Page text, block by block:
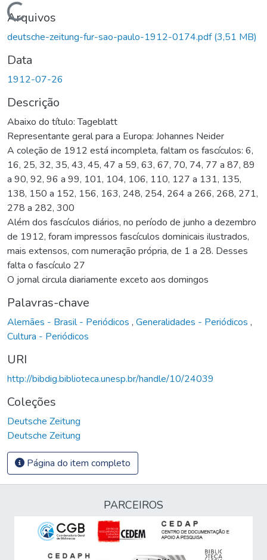
Carregando...
Arquivos
deutsche-zeitung-fur-sao-paulo-1912-0174.pdf(3,51 MB)
Data
1912-07-26
Descrição
Abaixo do título: Tageblatt
Representante geral para a Europa: Johannes Neider
A coleção de 1912 está incompleta, faltam os fascículos: 6,
16, 25, 32, 35, 43, 45, 47 a 59, 63, 67, 70, 74, 77 a 87, 89
a 90, 92, 96 a 99, 101, 104, 106, 110, 127 a 131, 135,
138, 150 a 152, 156, 163, 248, 254, 264 a 266, 268, 271,
278 a 282, 300
Além dos fascículos diários, no período de junho a dezembro
de 1912, foram impressos fascículos dominicais ilustrados,
mais extensos, com numeração própria, de 1 a 28. Desses
falta o fascículo 27
O jornal circula diariamente exceto aos domingos
Palavras-chave
Alemães - Brasil - Periódicos , Generalidades - Periódicos ,
Cultura - Periódicos
URI
http://bibdig.biblioteca.unesp.br/handle/10/24039
Coleções
Deutsche Zeitung
Deutsche Zeitung
Página do item completo
PARCEIROS